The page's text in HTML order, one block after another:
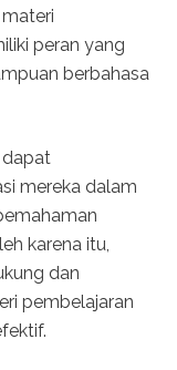
peran yang
berbahasa
dapat
mereka dalam
karena itu,
dan
pembelajaran